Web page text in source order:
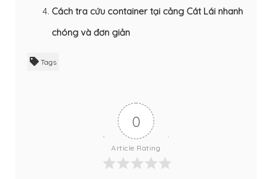
Cách tra cứu container tại cảng Cát Lái nhanh
chóng và đơn giản
Tags
0
Article Rating